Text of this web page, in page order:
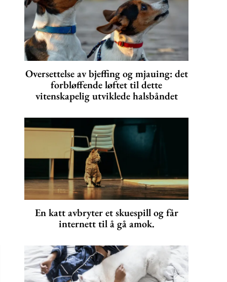
Oversettelse av bjeffing og mjauing: det
forbløffende løftet til dette
vitenskapelig utviklede halsbåndet
En katt avbryter et skuespill og får
internett til å gå amok.